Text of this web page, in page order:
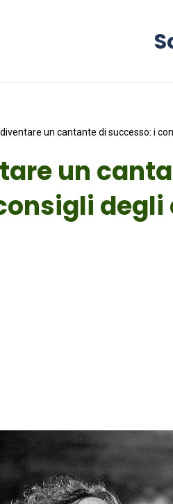
un cantante di successo: i
un
degli